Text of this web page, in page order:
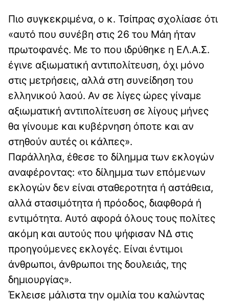
Πιο συγκεκριμένα, ο κ. Τσίπρας σχολίασε ότι
«αυτό που συνέβη στις 26 του Μάη ήταν
πρωτοφανές. Με το που ιδρύθηκε η ΕΛ.Α.Σ.
έγινε αξιωματική αντιπολίτευση, όχι μόνο
στις μετρήσεις, αλλά στη συνείδηση του
ελληνικού λαού. Αν σε λίγες ώρες γίναμε
αξιωματική αντιπολίτευση σε λίγους μήνες
θα γίνουμε και κυβέρνηση όποτε και αν
στηθούν αυτές οι κάλπες».
Παράλληλα, έθεσε το δίλημμα των εκλογών
αναφέροντας: «το δίλημμα των επόμενων
εκλογών δεν είναι σταθεροτητα ή αστάθεια,
αλλά στασιμότητα ή πρόοδος, διαφθορά ή
εντιμότητα. Αυτό αφορά όλους τους πολίτες
ακόμη και αυτούς που ψήφισαν ΝΔ στις
προηγούμενες εκλογές. Είναι έντιμοι
άνθρωποι, άνθρωποι της δουλειάς, της
δημιουργίας».
Έκλεισε μάλιστα την ομιλία του καλώντας